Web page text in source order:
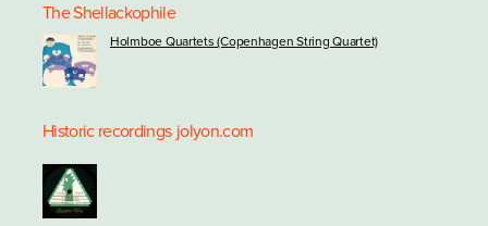
The Shellackophile
Holmboe Quartets (Copenhagen String Quartet)
Historic recordings jolyon.com